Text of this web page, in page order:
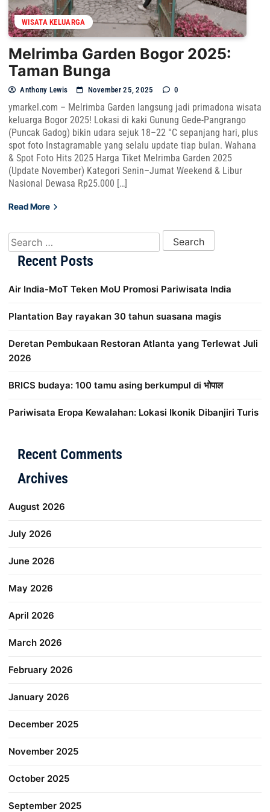
WISATA KELUARGA
Melrimba Garden Bogor 2025:
Taman Bunga
Anthony Lewis November 25, 2025 0
ymarkel.com – Melrimba Garden langsung jadi primadona wisata
keluarga Bogor 2025! Lokasi di kaki Gunung Gede-Pangrango
(Puncak Gadog) bikin udara sejuk 18–22 °C sepanjang hari, plus
spot foto Instagramable yang selalu update tiap bulan. Wahana
& Spot Foto Hits 2025 Harga Tiket Melrimba Garden 2025
(Update November) Kategori Senin–Jumat Weekend & Libur
Nasional Dewasa Rp25.000 […]
Read More
Search for:
Recent Posts
Air India-MoT Teken MoU Promosi Pariwisata India
Plantation Bay rayakan 30 tahun suasana magis
Deretan Pembukaan Restoran Atlanta yang Terlewat Juli
2026
BRICS budaya: 100 tamu asing berkumpul di भोपाल
Pariwisata Eropa Kewalahan: Lokasi Ikonik Dibanjiri Turis
Recent Comments
Archives
August 2026
July 2026
June 2026
May 2026
April 2026
March 2026
February 2026
January 2026
December 2025
November 2025
October 2025
September 2025